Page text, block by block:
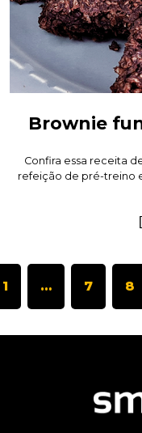
Brownie
Confira essa receita
refeição de pré-treino
1 … 7 8